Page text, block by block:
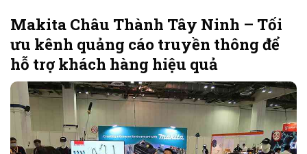
Makita Châu Thành Tây Ninh – Tối
ưu kênh quảng cáo truyền thông để
hỗ trợ khách hàng hiệu quả